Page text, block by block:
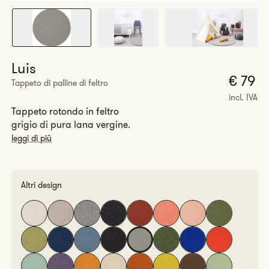
Luis
Tappeto di palline di feltro € 79
incl. IVA
Tappeto rotondo in feltro
grigio di pura lana vergine.
leggi di più
Altri design